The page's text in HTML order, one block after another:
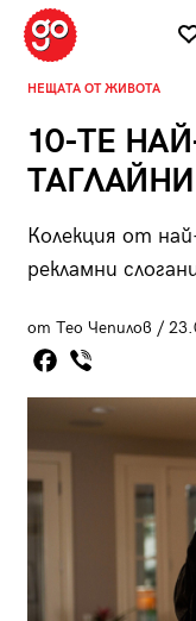
НЕЩАТА ОТ ЖИВОТА
10-ТЕ
ТАГЛАЙНИ
Колекция от
рекламни
от Тео Чепилов /